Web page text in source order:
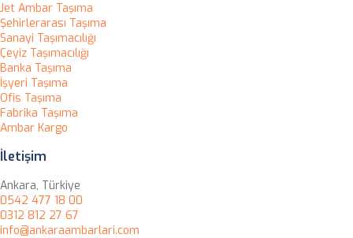
Jet Ambar Taşıma
Şehirlerarası Taşıma
Sanayi Taşımacılığı
Çeyiz Taşımacılığı
Banka Taşıma
İşyeri Taşıma
Ofis Taşıma
Fabrika Taşıma
Ambar Kargo
İletişim
Ankara, Türkiye
0542 477 18 00
0312 812 27 67
info@ankaraambarlari.com